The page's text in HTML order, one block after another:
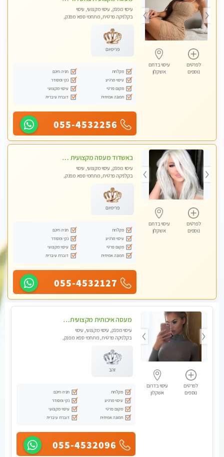
לפרטים
נוספים
עיסוי בדרום
אשקלון
עיסוי מפנק, עיסוי מקצועי, עיסוי
בקלניקה פרטית, מתחמי ספא מפנק,
פרימיום
מקלחת
חניה חינם
עיסוי מרגיע
נקי ומסודר
מקום פרטי
עיסוי מקצועי
תמונה אמיתית
דוברת עיברית
055-4532256
לפרטים
נוספים
עיסוי בדרום
אשקלון
באשדוד מעסה מקצועית צעירה ואיכותית פרטי!!!
עיסוי מפנק, עיסוי מקצועי, עיסוי
בקלניקה פרטית, מתחמי ספא מפנק,
פרימיום
מקלחת
חניה חינם
עיסוי מרגיע
נקי ומסודר
מקום פרטי
עיסוי מקצועי
תמונה אמיתית
דוברת עיברית
055-4532127
לפרטים
נוספים
עיסוי בדרום
אשקלון
מעסה איכותית מקצועית באשדוד .פרטי .מומלץ !!!!
עיסוי מפנק, עיסוי מקצועי, עיסוי
בקלניקה פרטית, מתחמי ספא מפנק,
זהב
מקלחת
חניה חינם
עיסוי מרגיע
נקי ומסודר
מקום פרטי
עיסוי מקצועי
תמונה אמיתית
דוברת עיברית
055-4532096